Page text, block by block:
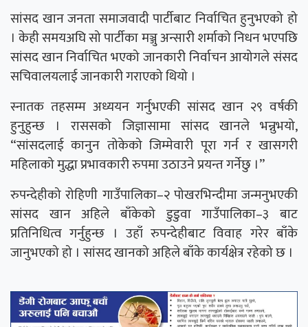
सांसद खान जनता समाजवादी पार्टीबाट निर्वाचित हुनुभएको हो
। केही समयअघि सो पार्टीका मञ्जु अन्सारी शर्माको निधन भएपछि
सांसद खान निर्वाचित भएको जानकारी निर्वाचन आयोगले संसद
सचिवालयलाई जानकारी गराएको थियो ।
स्नातक तहसम्म अध्ययन गर्नुभएकी सांसद खान २९ वर्षकी
हुनुहुन्छ । राससको जिज्ञासामा सांसद खानले भन्नुभयो,
“सांसदलाई कानुन तोकेको जिम्मेवारी पूरा गर्न र खासगरी
महिलाको मुद्धा प्रभावकारी रुपमा उठाउने प्रयन्त गर्नेछु ।”
रुपन्देहीको रोहिणी गाउँपालिका–२ पोखरभिन्दीमा जन्मनुभएकी
सांसद खान अहिले बाँकेको डुडुवा गाउँपालिका–३ बाट
प्रतिनिधित्व गर्नुहुन्छ । उहाँ रुपन्देहीबाट विवाह गरेर बाँके
जानुभएको हो । सांसद खानको अहिले बाँके कार्यक्षेत्र रहेको छ ।